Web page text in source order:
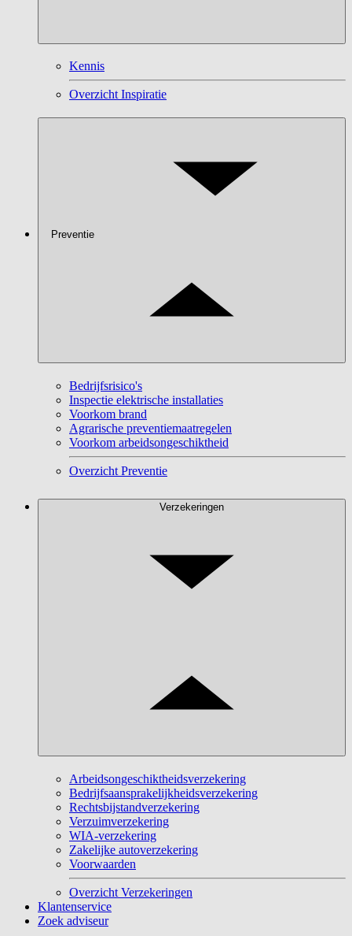
Kennis
Overzicht Inspiratie
Preventie
Bedrijfsrisico's
Inspectie elektrische installaties
Voorkom brand
Agrarische preventiemaatregelen
Voorkom arbeidsongeschiktheid
Overzicht Preventie
Verzekeringen
Arbeidsongeschiktheidsverzekering
Bedrijfsaansprakelijkheidsverzekering
Rechtsbijstandverzekering
Verzuimverzekering
WIA-verzekering
Zakelijke autoverzekering
Voorwaarden
Overzicht Verzekeringen
Klantenservice
Zoek adviseur